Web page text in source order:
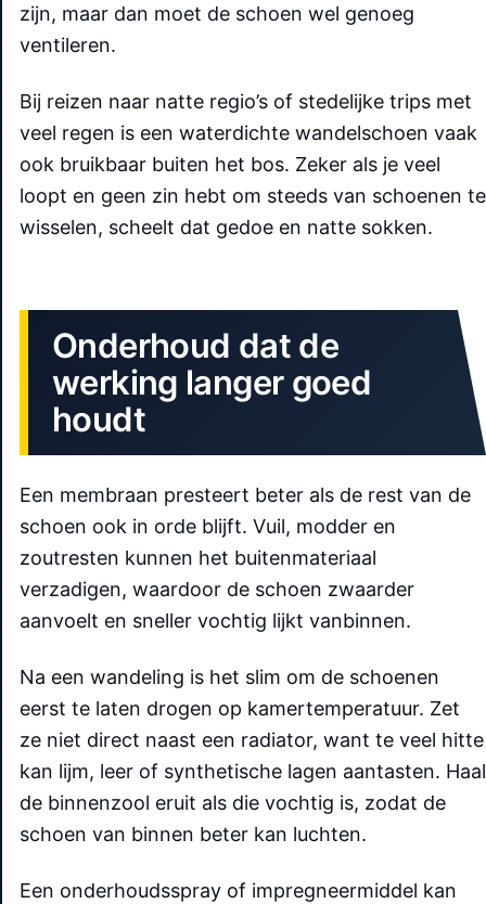
zijn, maar dan moet de schoen wel genoeg
ventileren.
Bij reizen naar natte regio’s of stedelijke trips met
veel regen is een waterdichte wandelschoen vaak
ook bruikbaar buiten het bos. Zeker als je veel
loopt en geen zin hebt om steeds van schoenen te
wisselen, scheelt dat gedoe en natte sokken.
Onderhoud dat de
werking langer goed
houdt
Een membraan presteert beter als de rest van de
schoen ook in orde blijft. Vuil, modder en
zoutresten kunnen het buitenmateriaal
verzadigen, waardoor de schoen zwaarder
aanvoelt en sneller vochtig lijkt vanbinnen.
Na een wandeling is het slim om de schoenen
eerst te laten drogen op kamertemperatuur. Zet
ze niet direct naast een radiator, want te veel hitte
kan lijm, leer of synthetische lagen aantasten. Haal
de binnenzool eruit als die vochtig is, zodat de
schoen van binnen beter kan luchten.
Een onderhoudsspray of impregneermiddel kan